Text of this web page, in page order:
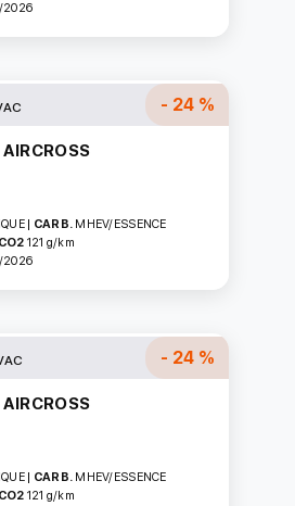
2026
- 24 %
| CARB. MHEV/ESSENCE
CO2 121 g/km
2026
- 24 %
| CARB. MHEV/ESSENCE
CO2 121 g/km